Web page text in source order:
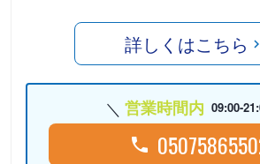
詳しくはこちら
営業時間内 09:00-